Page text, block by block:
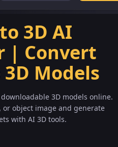
3D AI
| Convert
Models
3D models online.
or object image and generate
with AI 3D tools.